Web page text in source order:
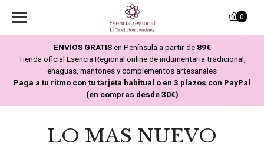
ENVÍOS GRATISen Península a partir de 89€
Tienda oficial Esencia Regional online de indumentaria tradicional,
enaguas, mantones y complementos artesanales
Paga a tu ritmo con tu tarjeta habitual o en 3 plazos con PayPal
(en compras desde 30€)
0
LO MAS NUEVO